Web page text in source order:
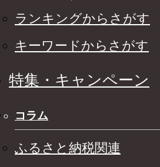
ランキングからさがす
キーワードからさがす
特集・キャンペーン
コラム
ふるさと納税関連